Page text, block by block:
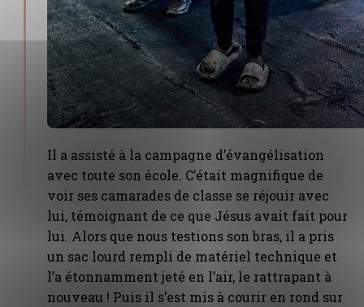
Il a assisté à la campagne d’évangélisation
avec toute son école. C’était magnifique de
voir ses camarades de classe se réjouir avec
lui, témoignant de ce que Jésus avait fait pour
lui. Alors que nous testions son bras, il a pris
un sac lourd rempli de matériel technique et
l’a étonnamment jeté en l’air, le rattrapant à
nouveau ! Puis il s’est mis à courir en rond sur